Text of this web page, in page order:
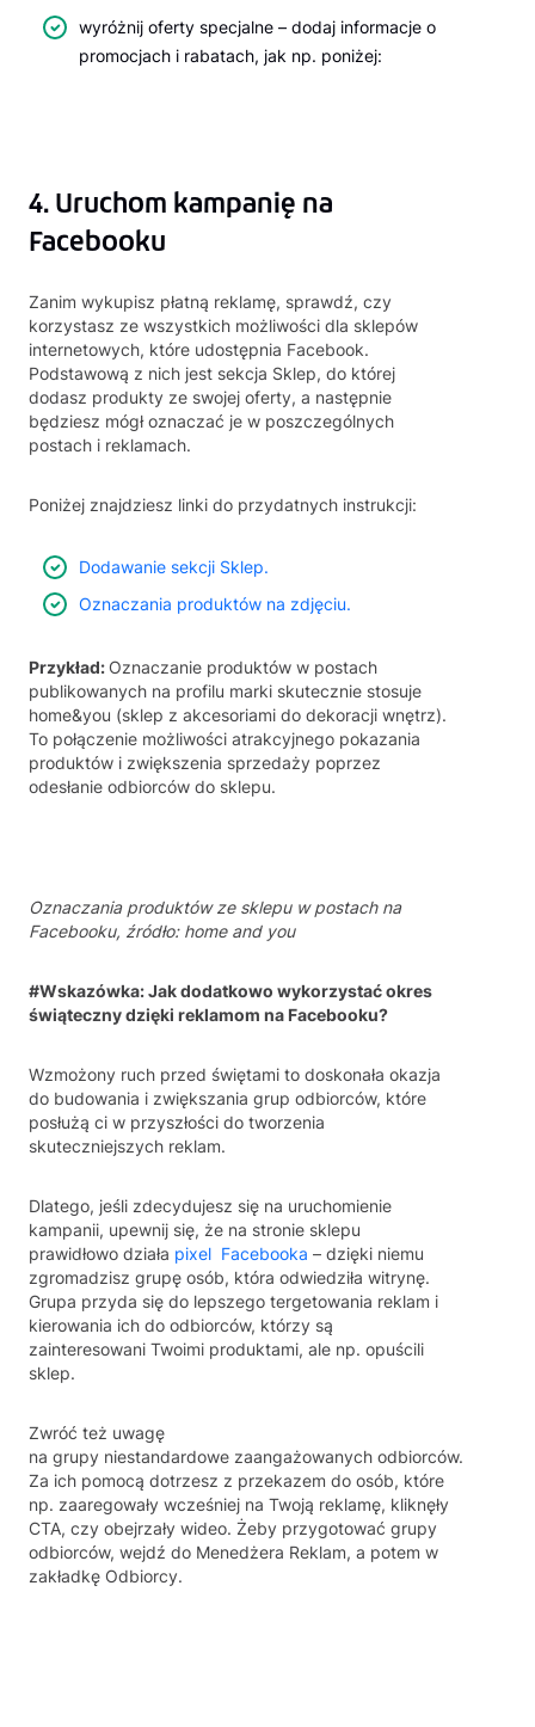
wyróżnij oferty specjalne – dodaj informacje o
promocjach i rabatach, jak np. poniżej:
4. Uruchom kampanię na
Facebooku
Zanim wykupisz płatną reklamę, sprawdź, czy
korzystasz ze wszystkich możliwości dla sklepów
internetowych, które udostępnia Facebook.
Podstawową z nich jest sekcja Sklep, do której
dodasz produkty ze swojej oferty, a następnie
będziesz mógł oznaczać je w poszczególnych
postach i reklamach.
Poniżej znajdziesz linki do przydatnych instrukcji:
Dodawanie sekcji Sklep.
Oznaczania produktów na zdjęciu.
Przykład:Oznaczanie produktów w postach
publikowanych na profilu marki skutecznie stosuje
home&you (sklep z akcesoriami do dekoracji wnętrz).
To połączenie możliwości atrakcyjnego pokazania
produktów i zwiększenia sprzedaży poprzez
odesłanie odbiorców do sklepu.
Oznaczania produktów ze sklepu w postach na
Facebooku, źródło: home and you
#Wskazówka: Jak dodatkowo wykorzystać okres
świąteczny dzięki reklamom na Facebooku?
Wzmożony ruch przed świętami to doskonała okazja
do budowania i zwiększania grup odbiorców, które
posłużą ci w przyszłości do tworzenia
skuteczniejszych reklam.
Dlatego, jeśli zdecydujesz się na uruchomienie
kampanii, upewnij się, że na stronie sklepu
prawidłowo działa pixel Facebooka – dzięki niemu
zgromadzisz grupę osób, która odwiedziła witrynę.
Grupa przyda się do lepszego tergetowania reklam i
kierowania ich do odbiorców, którzy są
zainteresowani Twoimi produktami, ale np. opuścili
sklep.
Zwróć też uwagę
na grupy niestandardowe zaangażowanych odbiorców.
Za ich pomocą dotrzesz z przekazem do osób, które
np. zaaregowały wcześniej na Twoją reklamę, kliknęły
CTA, czy obejrzały wideo. Żeby przygotować grupy
odbiorców, wejdź do Menedżera Reklam, a potem w
zakładkę Odbiorcy.